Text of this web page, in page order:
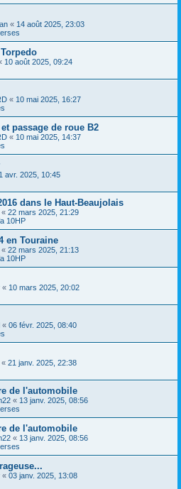
« 14 août 2025, 23:03
10 août 2025, 09:24
« 10 mai 2025, 16:27
passage de roue B2
« 10 mai 2025, 14:37
avr. 2025, 10:45
dans le Haut-Beaujolais
« 22 mars 2025, 21:29
10HP
en Touraine
« 22 mars 2025, 21:13
10HP
« 10 mars 2025, 20:02
« 06 févr. 2025, 08:40
« 21 janv. 2025, 22:38
de l'automobile
« 13 janv. 2025, 08:56
de l'automobile
« 13 janv. 2025, 08:56
« 03 janv. 2025, 13:08